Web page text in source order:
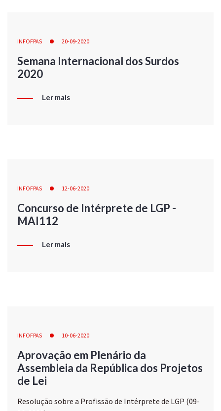
INFOFPAS 20-09-2020
Semana Internacional dos Surdos
2020
Ler mais
INFOFPAS 12-06-2020
Concurso de Intérprete de LGP -
MAI112
Ler mais
INFOFPAS 10-06-2020
Aprovação em Plenário da
Assembleia da República dos Projetos
de Lei
Resolução sobre a Profissão de Intérprete de LGP (09-